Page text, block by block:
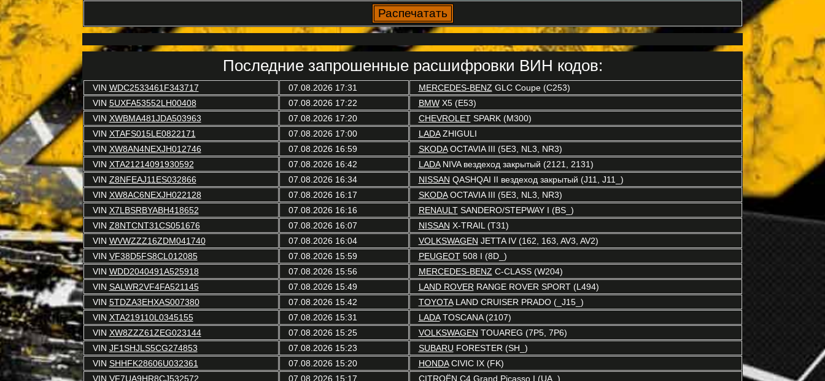
Последние запрошенные расшифровки ВИН кодов:
VIN WDC2533461F343717 07.08.2026 17:31 MERCEDES-BENZ GLC Coupe (C253)
VIN 5UXFA53552LH00408 07.08.2026 17:22 BMWX5 (E53)
VIN XWBMA481JDA503963 07.08.2026 17:20 CHEVROLETSPARK (M300)
VIN XTAFS015LE0822171 07.08.2026 17:00 LADAZHIGULI
VIN XW8AN4NEXJH012746 07.08.2026 16:59 SKODAOCTAVIA III (5E3, NL3, NR3)
VIN XTA21214091930592 07.08.2026 16:42 LADANIVA вездеход закрытый (2121, 2131)
VIN Z8NFEAJ11ES032866 07.08.2026 16:34 NISSAN QASHQAI II вездеход закрытый (J11, J11_)
VIN XW8AC6NEXJH022128 07.08.2026 16:17 SKODAOCTAVIA III (5E3, NL3, NR3)
VIN X7LBSRBYABH418652 07.08.2026 16:16 RENAULTSANDERO/STEPWAY I (BS_)
VIN Z8NTCNT31CS051676 07.08.2026 16:07 NISSAN X-TRAIL (T31)
VIN WVWZZZ16ZDM041740 07.08.2026 16:04 VOLKSWAGEN JETTA IV (162, 163, AV3, AV2)
VIN VF38D5FS8CL012085 07.08.2026 15:59 PEUGEOT508 I (8D_)
VIN WDD2040491A525918 07.08.2026 15:56 MERCEDES-BENZ C-CLASS (W204)
VIN SALWR2VF4FA521145 07.08.2026 15:49 LAND ROVER RANGE ROVER SPORT (L494)
VIN 5TDZA3EHXAS007380 07.08.2026 15:42 TOYOTALAND CRUISER PRADO (_J15_)
VIN XTA219110L0345155 07.08.2026 15:31 LADATOSCANA (2107)
VIN XW8ZZZ61ZEG023144 07.08.2026 15:25 VOLKSWAGEN TOUAREG (7P5, 7P6)
VIN JF1SHJLS5CG274853 07.08.2026 15:23 SUBARU FORESTER (SH_)
VIN SHHFK28606U032361 07.08.2026 15:20 HONDACIVIC IX (FK)
VIN VF7UA9HR8CJ532572 07.08.2026 15:17 CITROËN C4 Grand Picasso I (UA_)